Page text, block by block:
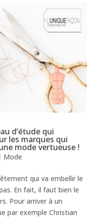
d’étude qui
les marques qui
mode vertueuse !
Mode
qui va embellir le
En fait, il faut bien le
Pour arriver à un
par exemple Christian